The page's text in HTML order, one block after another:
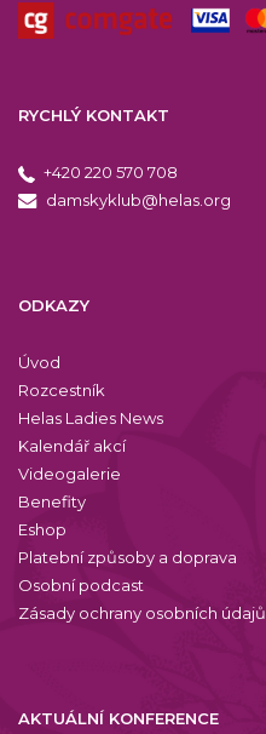
RYCHLÝ KONTAKT
+420 220 570 708
damskyklub@helas.org
ODKAZY
Úvod
Rozcestník
Helas Ladies News
Kalendář akcí
Videogalerie
Benefity
Eshop
Platební způsoby a doprava
Osobní podcast
Zásady ochrany osobních údajů
AKTUÁLNÍ KONFERENCE